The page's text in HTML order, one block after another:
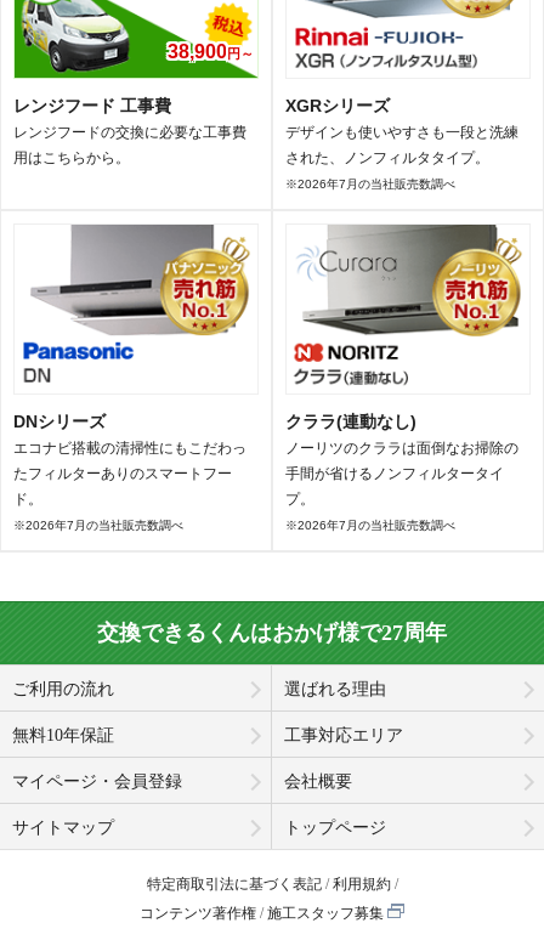
38,900 円～
レンジフード 工事費
レンジフードの交換に必要な工事費
用はこちらから。
XGRシリーズ
デザインも使いやすさも一段と洗練
された、ノンフィルタタイプ。
※2026年7月の当社販売数調べ
DNシリーズ
エコナビ搭載の清掃性にもこだわっ
たフィルターありのスマートフー
ド。
※2026年7月の当社販売数調べ
クララ(連動なし)
ノーリツのクララは面倒なお掃除の
手間が省けるノンフィルタータイ
プ。
※2026年7月の当社販売数調べ
交換できるくんはおかげ様で27周年
ご利用の流れ 選ばれる理由
無料10年保証 工事対応エリア
マイページ・会員登録 会社概要
サイトマップ トップページ
特定商取引法に基づく表記
利用規約
コンテンツ著作権
施工スタッフ募集